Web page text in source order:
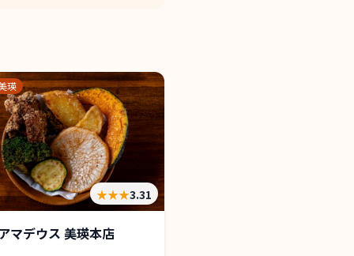
瑛
★★★3.31
マデウス 美瑛本店